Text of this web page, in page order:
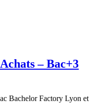
– Bac+3
Bachelor Factory Lyon et